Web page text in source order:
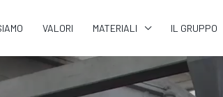
VALORI MATERIALI IL GRUPPO